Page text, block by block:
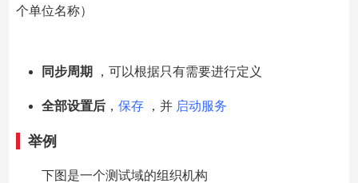
个单位名称）
同步周期 ，可以根据只有需要进行定义
全部设置后， 保存，并 启动服务
举例
下图是一个测试域的组织机构